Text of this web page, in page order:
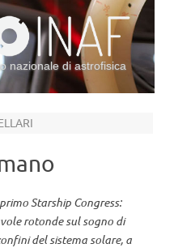
nazionale di astrofisica
Starship Congress:
rotonde sul sogno di
del sistema solare, a